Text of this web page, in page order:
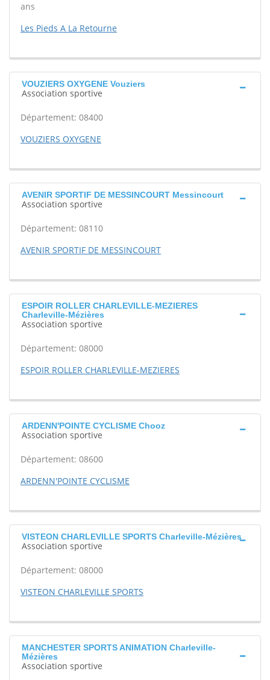
ans
Les Pieds A La Retourne
VOUZIERS OXYGENE Vouziers
Association sportive
Département: 08400
VOUZIERS OXYGENE
AVENIR SPORTIF DE MESSINCOURT Messincourt
Association sportive
Département: 08110
AVENIR SPORTIF DE MESSINCOURT
ESPOIR ROLLER CHARLEVILLE-MEZIERES
Charleville-Mézières
Association sportive
Département: 08000
ESPOIR ROLLER CHARLEVILLE-MEZIERES
ARDENN'POINTE CYCLISME Chooz
Association sportive
Département: 08600
ARDENN'POINTE CYCLISME
VISTEON CHARLEVILLE SPORTS Charleville-Mézières
Association sportive
Département: 08000
VISTEON CHARLEVILLE SPORTS
MANCHESTER SPORTS ANIMATION Charleville-
Mézières
Association sportive